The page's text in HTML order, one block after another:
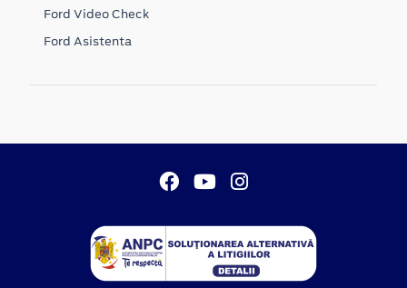
Ford Video Check
Ford Asistenta